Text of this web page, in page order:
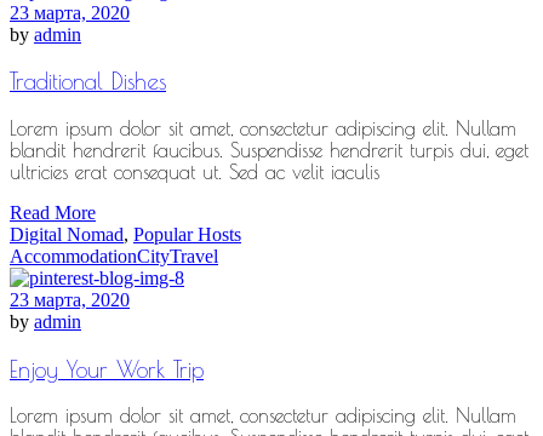
23 марта, 2020
by admin
Traditional Dishes
Lorem ipsum dolor sit amet, consectetur adipiscing elit. Nullam
blandit hendrerit faucibus. Suspendisse hendrerit turpis dui, eget
ultricies erat consequat ut. Sed ac velit iaculis
Read More
Digital Nomad, Popular Hosts
AccommodationCityTravel
23 марта, 2020
by admin
Enjoy Your Work Trip
Lorem ipsum dolor sit amet, consectetur adipiscing elit. Nullam